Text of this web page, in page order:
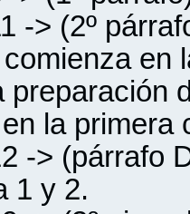
-> (2º
en
preparación
la primera
-> (párrafo
1 y 2.